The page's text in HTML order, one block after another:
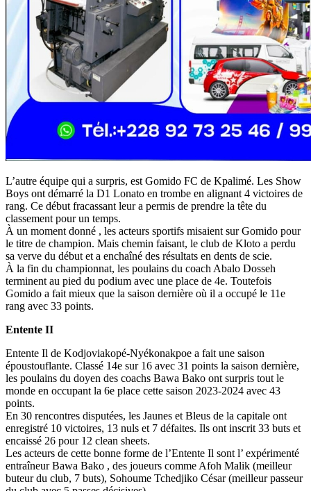
L’autre équipe qui a surpris, est Gomido FC de Kpalimé. Les Show
Boys ont démarré la D1 Lonato en trombe en alignant 4 victoires de
rang. Ce début fracassant leur a permis de prendre la tête du
classement pour un temps.
À un moment donné , les acteurs sportifs misaient sur Gomido pour
le titre de champion. Mais chemin faisant, le club de Kloto a perdu
sa verve du début et a enchaîné des résultats en dents de scie.
À la fin du championnat, les poulains du coach Abalo Dosseh
terminent au pied du podium avec une place de 4e. Toutefois
Gomido a fait mieux que la saison dernière où il a occupé le 11e
rang avec 33 points.
Entente II
Entente Il de Kodjoviakopé-Nyékonakpoe a fait une saison
époustouflante. Classé 14e sur 16 avec 31 points la saison dernière,
les poulains du doyen des coachs Bawa Bako ont surpris tout le
monde en occupant la 6e place cette saison 2023-2024 avec 43
points.
En 30 rencontres disputées, les Jaunes et Bleus de la capitale ont
enregistré 10 victoires, 13 nuls et 7 défaites. Ils ont inscrit 33 buts et
encaissé 26 pour 12 clean sheets.
Les acteurs de cette bonne forme de l’Entente Il sont l’ expérimenté
entraîneur Bawa Bako , des joueurs comme Afoh Malik (meilleur
buteur du club, 7 buts), Sohoume Tchedjiko César (meilleur passeur